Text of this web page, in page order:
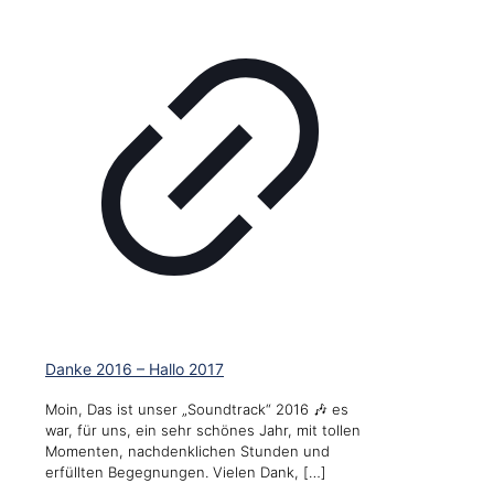
Danke 2016 – Hallo 2017
Moin, Das ist unser „Soundtrack“ 2016 🎶 es
war, für uns, ein sehr schönes Jahr, mit tollen
Momenten, nachdenklichen Stunden und
erfüllten Begegnungen. Vielen Dank, […]